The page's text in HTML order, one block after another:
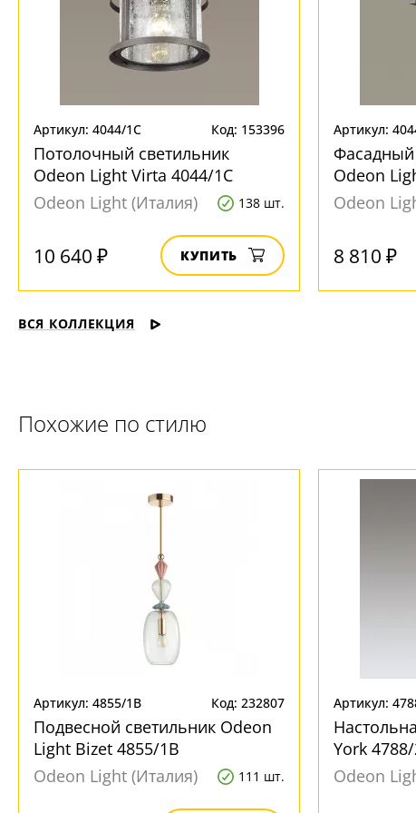
Артикул: 4044/1C Код: 153396
Потолочный светильник
Odeon Light Virta 4044/1C
Odeon Light (Италия)
138 шт.
10 640 ₽ КУПИТЬ
Артикул:
Odeon
Odeon
8 810 ₽
ВСЯ КОЛЛЕКЦИЯ
Похожие по стилю
Артикул: 4855/1B Код: 232807
Подвесной светильник Odeon
Light Bizet 4855/1B
Odeon Light (Италия)
111 шт.
Артикул:
York
Odeon